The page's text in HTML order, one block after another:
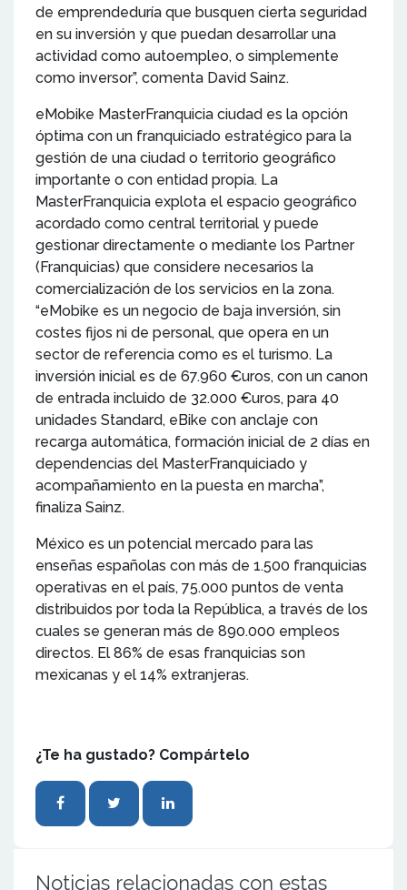
de emprendeduría que busquen cierta seguridad
en su inversión y que puedan desarrollar una
actividad como autoempleo, o simplemente
como inversor”, comenta David Sainz.
eMobike MasterFranquicia ciudad es la opción
óptima con un franquiciado estratégico para la
gestión de una ciudad o territorio geográfico
importante o con entidad propia. La
MasterFranquicia explota el espacio geográfico
acordado como central territorial y puede
gestionar directamente o mediante los Partner
(Franquicias) que considere necesarios la
comercialización de los servicios en la zona.
“eMobike es un negocio de baja inversión, sin
costes fijos ni de personal, que opera en un
sector de referencia como es el turismo. La
inversión inicial es de 67.960 €uros, con un canon
de entrada incluido de 32.000 €uros, para 40
unidades Standard, eBike con anclaje con
recarga automática, formación inicial de 2 días en
dependencias del MasterFranquiciado y
acompañamiento en la puesta en marcha”,
finaliza Sainz.
México es un potencial mercado para las
enseñas españolas con más de 1.500 franquicias
operativas en el país, 75.000 puntos de venta
distribuidos por toda la República, a través de los
cuales se generan más de 890.000 empleos
directos. El 86% de esas franquicias son
mexicanas y el 14% extranjeras.
¿Te ha gustado? Compártelo
Noticias relacionadas con estas